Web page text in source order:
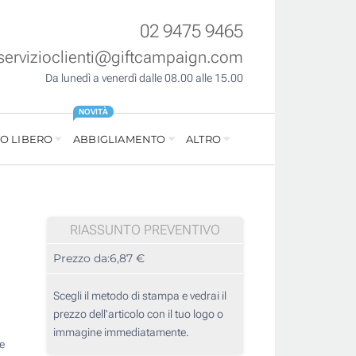
02 9475 9465
Da lunedì a venerdì dalle 08.00 alle 15.00
LIBERO ABBIGLIAMENTO
NOVITÀ
ALTRO
RIASSUNTO PREVENTIVO
Prezzo da:6,87 €
Scegli il metodo di stampa e vedrai il
prezzo dell'articolo con il tuo logo o
immagine immediatamente.